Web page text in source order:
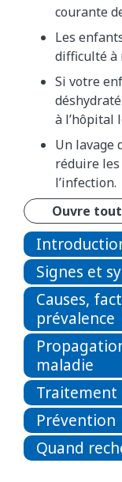
courante
Les
difficulté à
Si votre
à l’hôpital
Un lavage
réduire
l’infection.
Ouvre tout
Signes et
Causes,
prévalence
maladie
Traitement
Prévention
Quand